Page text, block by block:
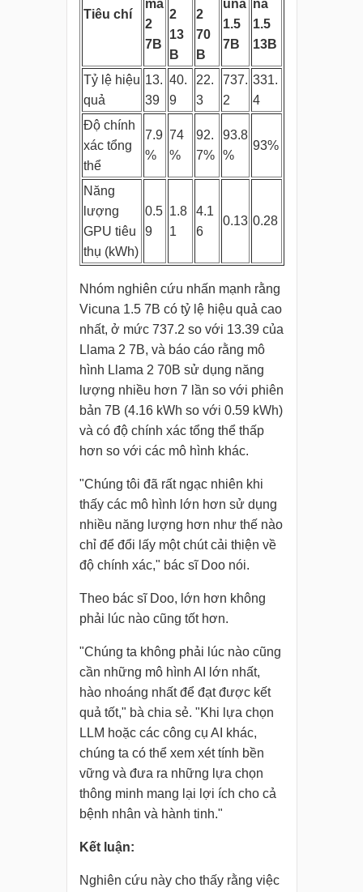
Tiêu chí
ma
2
7B
2
13
B
2
70
B
una
1.5
7B
na
1.5
13B
Tỷ lệ hiệu
quả
13.
39
40.
9
22.
3
737.
2
331.
4
Độ chính
xác tổng
thể
7.9
%
74
%
92.
7%
93.8
%
93%
Năng
lượng
GPU tiêu
thụ (kWh)
0.5
9
1.8
1
4.1
6
0.13 0.28
Nhóm nghiên cứu nhấn mạnh rằng
Vicuna 1.5 7B có tỷ lệ hiệu quả cao
nhất, ở mức 737.2 so với 13.39 của
Llama 2 7B, và báo cáo rằng mô
hình Llama 2 70B sử dụng năng
lượng nhiều hơn 7 lần so với phiên
bản 7B (4.16 kWh so với 0.59 kWh)
và có độ chính xác tổng thể thấp
hơn so với các mô hình khác.
"Chúng tôi đã rất ngạc nhiên khi
thấy các mô hình lớn hơn sử dụng
nhiều năng lượng hơn như thế nào
chỉ để đổi lấy một chút cải thiện về
độ chính xác," bác sĩ Doo nói.
Theo bác sĩ Doo, lớn hơn không
phải lúc nào cũng tốt hơn.
"Chúng ta không phải lúc nào cũng
cần những mô hình AI lớn nhất,
hào nhoáng nhất để đạt được kết
quả tốt," bà chia sẻ. "Khi lựa chọn
LLM hoặc các công cụ AI khác,
chúng ta có thể xem xét tính bền
vững và đưa ra những lựa chọn
thông minh mang lại lợi ích cho cả
bệnh nhân và hành tinh."
Kết luận:
Nghiên cứu này cho thấy rằng việc